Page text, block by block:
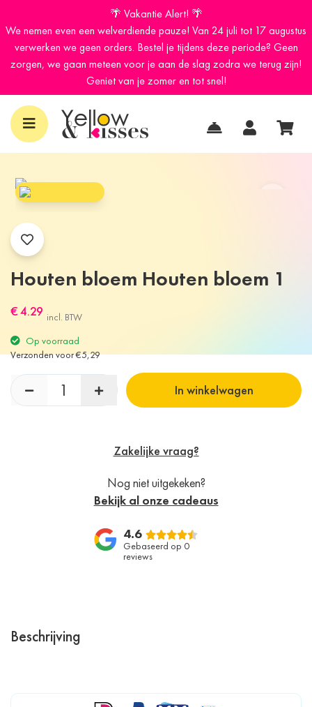
🌴 Vakantie Alert! 🌴
We nemen even een welverdiende pauze! Van 24 juli tot 17 augustus
verwerken we geen orders. Bestel je tijdens deze periode? Geen
zorgen, we gaan meteen voor je aan de slag zodra we terug zijn!
Geniet van je zomer en tot snel!
Houten bloem Houten bloem 1
€ 4.29 incl. BTW
Op voorraad
Verzonden voor €5,29
In winkelwagen
Zakelijke vraag?
Nog niet uitgekeken?
Bekijk al onze cadeaus
4.6
Gebaseerd op 0
reviews
Beschrijving